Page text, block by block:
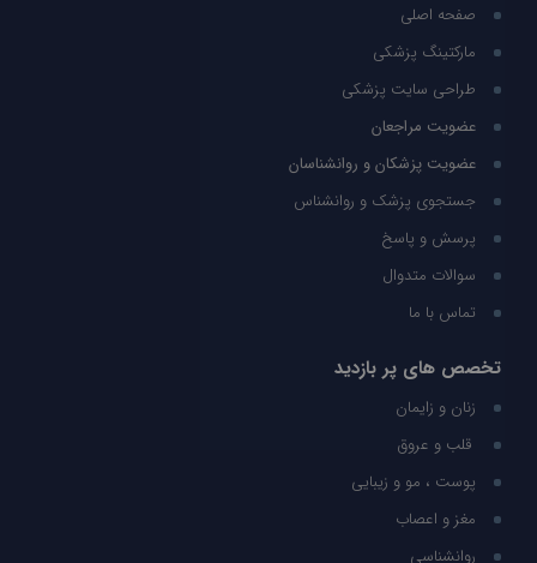
صفحه اصلی
مارکتینگ پزشکی
طراحی سایت پزشکی
عضویت مراجعان
عضویت پزشکان و روانشناسان
جستجوی پزشک و روانشناس
پرسش و پاسخ
سوالات متدوال
تماس با ما
تخصص های پر بازدید
زنان و زایمان
قلب و عروق
پوست ، مو و زیبایی
مغز و اعصاب
روانشناسی